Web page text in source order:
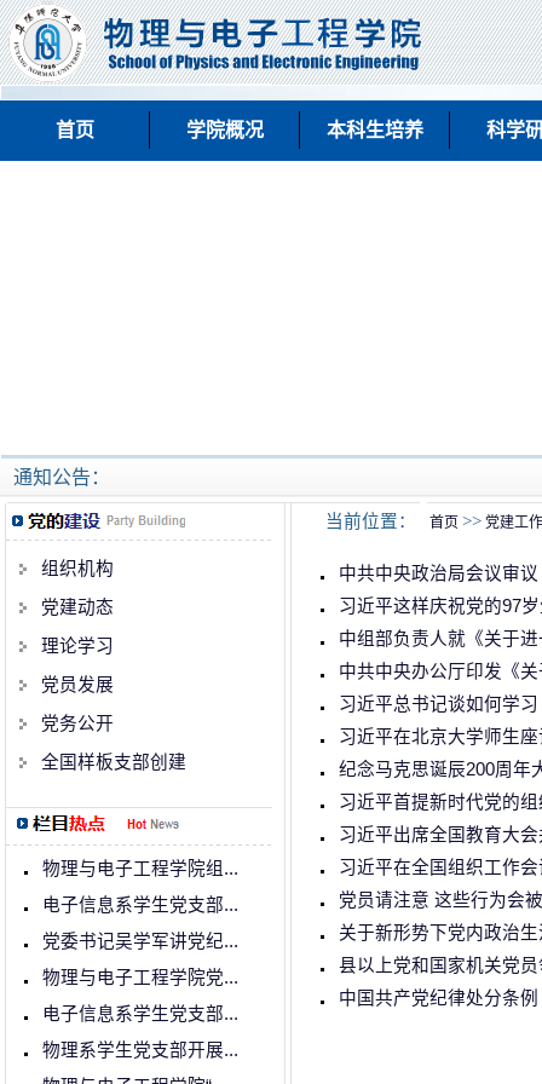
首页 学院概况 本科生培养 科学
通知公告：
组织机构
党建动态
理论学习
党员发展
党务公开
全国样板支部创建
物理与电子工程学院组...
电子信息系学生党支部...
党委书记吴学军讲党纪...
物理与电子工程学院党...
电子信息系学生党支部...
物理系学生党支部开展...
当前位置： 首页 >> 党建工作
中共中央政治局会议审
习近平这样庆祝党的97
中组部负责人就《关于
中共中央办公厅印发《
习近平总书记谈如何学
习近平在北京大学师生
纪念马克思诞辰200周年
习近平首提新时代党的
习近平出席全国教育大
习近平在全国组织工作
党员请注意 这些行为会
关于新形势下党内政治
县以上党和国家机关党
中国共产党纪律处分条例